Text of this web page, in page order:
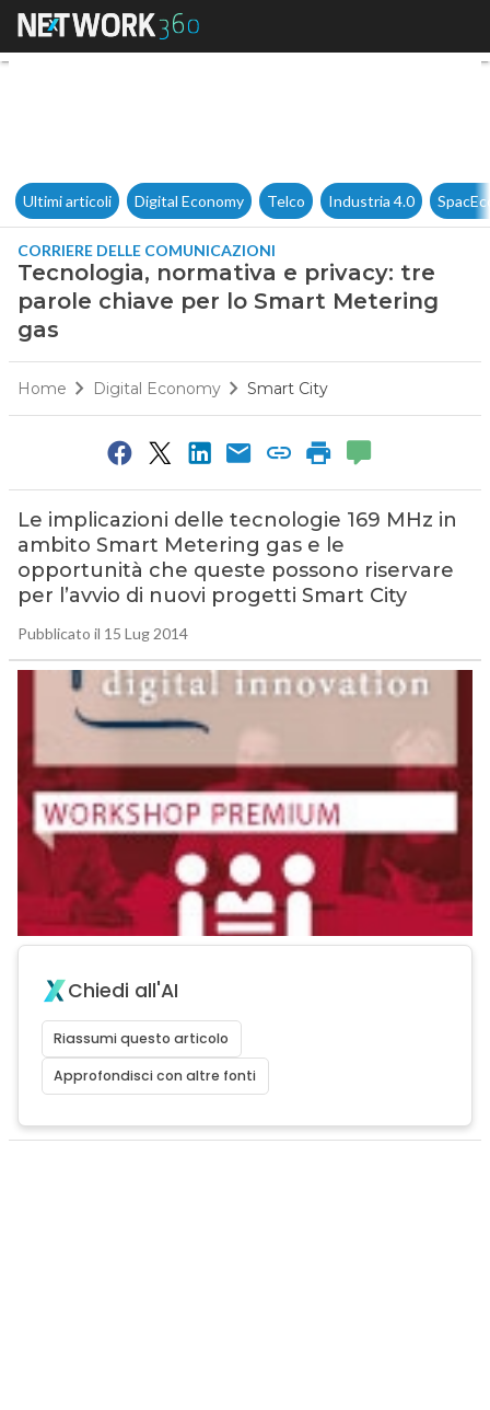
Tecnologia, normativa e
Ultimi articoli Digital Economy Telco Industria 4.0
CORRIERE DELLE COMUNICAZIONI
Tecnologia, normativa e privacy: tre
parole chiave per lo Smart Metering
gas
Home Digital Economy Smart City
Le implicazioni delle tecnologie 169 MHz in
ambito Smart Metering gas e le
opportunità che queste possono riservare
per l’avvio di nuovi progetti Smart City
Pubblicato il 15 Lug 2014
Chiedi all'AI
Riassumi questo articolo
Approfondisci con altre fonti